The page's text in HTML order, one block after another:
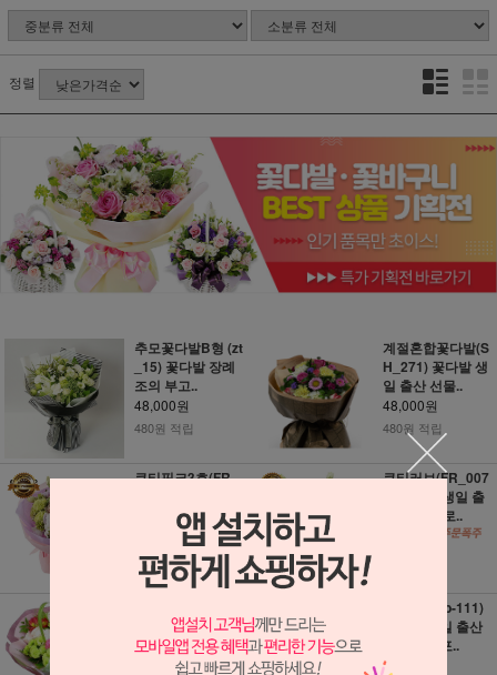
정렬
추모꽃다발B형 (zt
_15) 꽃다발 장례
조의 부고..
48,000원
480원 적립
계절혼합꽃다발(S
H_271) 꽃다발 생
일 출산 선물..
48,000원
480원 적립
큐티핑크3호(FR_
출산 선물 프..
48,000원
480원 적립
큐티러브(FR_007
0) 꽃다발 생일 출
산 선물 프로..
5) 꽃다발 생일 출
산 선물 프..
48,000원
향기가득 (b-111)
꽃다발 생일 출산
선물 프로포..
48,000원